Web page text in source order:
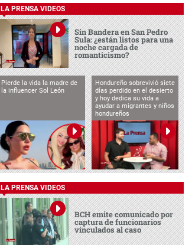
LA PRENSA VIDEOS
Sin Bandera en San Pedro
Sula: ¿están listos para una
noche cargada de
romanticismo?
Pierde la vida la madre de
la influencer Sol León
Hondureño sobrevivió siete
días perdido en el desierto
y hoy dedica su vida a
ayudar a migrantes y niños
hondureños
LA PRENSA VIDEOS
BCH emite comunicado por
captura de funcionarios
vinculados al caso